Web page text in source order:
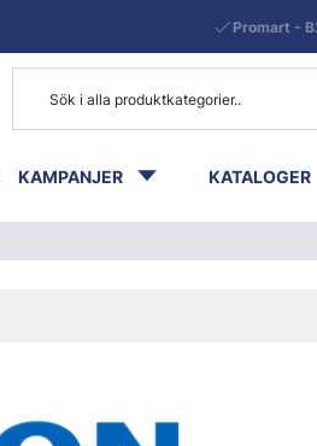
KAMPANJER KATALOGER
Promart -